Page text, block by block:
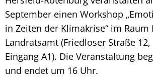
September einen Workshop
in Zeiten der Klimakrise“ im
Landratsamt (Friedloser Straße
Eingang A1). Die Veranstaltung
und endet um 16 Uhr.